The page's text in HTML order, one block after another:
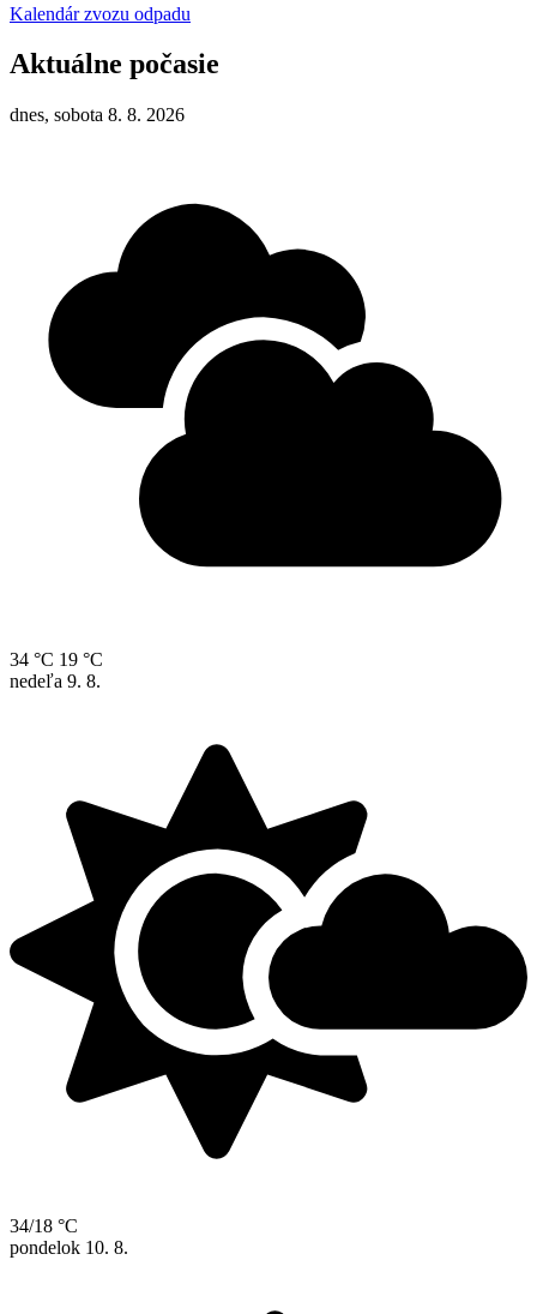
Kalendár zvozu odpadu
Aktuálne počasie
dnes, sobota 8. 8. 2026
34 °C 19 °C
nedeľa 9. 8.
34/18 °C
pondelok 10. 8.